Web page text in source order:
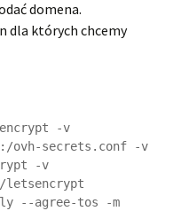
domena.
dla których chcemy
-v
ovh-secrets.conf -v
-v
--agree-tos -m